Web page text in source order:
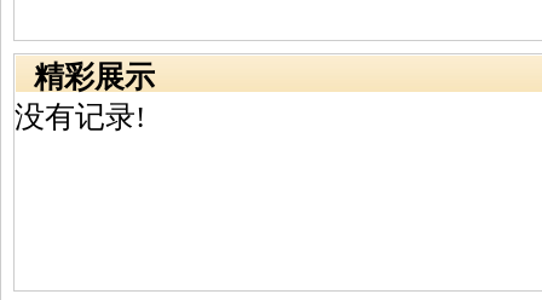
精彩展示
没有记录!